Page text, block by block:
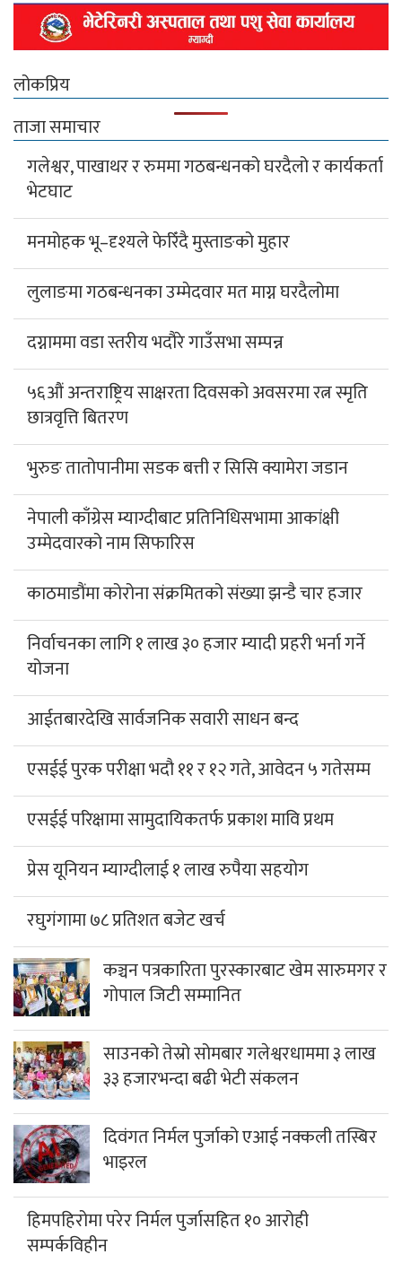
लोकप्रिय
ताजा समाचार
गलेश्वर, पाखाथर र रुममा गठबन्धनको घरदैलो र कार्यकर्ता
भेटघाट
मनमोहक भू–दृश्यले फेरिँदै मुस्ताङको मुहार
लुलाङमा गठबन्धनका उम्मेदवार मत माग्न घरदैलोमा
दग्नाममा वडा स्तरीय भदौरे गाउँसभा सम्पन्न
५६औं अन्तराष्ट्रिय साक्षरता दिवसको अवसरमा रत्न स्मृति
छात्रवृत्ति बितरण
भुरुङ तातोपानीमा सडक बत्ती र सिसि क्यामेरा जडान
नेपाली काँग्रेस म्याग्दीबाट प्रतिनिधिसभामा आकांक्षी
उम्मेदवारको नाम सिफारिस
काठमाडौंमा कोरोना संक्रमितको संख्या झन्डै चार हजार
निर्वाचनका लागि १ लाख ३० हजार म्यादी प्रहरी भर्ना गर्ने
योजना
आईतबारदेखि सार्वजनिक सवारी साधन बन्द
एसईई पुरक परीक्षा भदौ ११ र १२ गते, आवेदन ५ गतेसम्म
एसईई परिक्षामा सामुदायिकतर्फ प्रकाश मावि प्रथम
प्रेस यूनियन म्याग्दीलाई १ लाख रुपैया सहयोग
रघुगंगामा ७८ प्रतिशत बजेट खर्च
कञ्चन पत्रकारिता पुरस्कारबाट खेम सारुमगर र
गोपाल जिटी सम्मानित
साउनको तेस्रो सोमबार गलेश्वरधाममा ३ लाख
३३ हजारभन्दा बढी भेटी संकलन
दिवंगत निर्मल पुर्जाको एआई नक्कली तस्बिर
भाइरल
हिमपहिरोमा परेर निर्मल पुर्जासहित १० आरोही
सम्पर्कविहीन